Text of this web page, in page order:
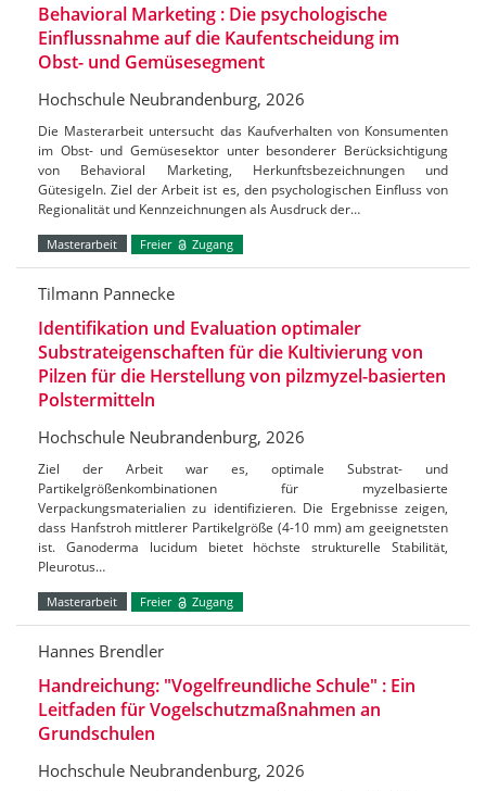
Behavioral Marketing : Die psychologische
Einflussnahme auf die Kaufentscheidung im
Obst- und Gemüsesegment
Hochschule Neubrandenburg, 2026
Die Masterarbeit untersucht das Kaufverhalten von Konsumenten
im Obst- und Gemüsesektor unter besonderer Berücksichtigung
von Behavioral Marketing, Herkunftsbezeichnungen und
Gütesigeln. Ziel der Arbeit ist es, den psychologischen Einfluss von
Regionalität und Kennzeichnungen als Ausdruck der…
Masterarbeit Freier Zugang
Tilmann Pannecke
Identifikation und Evaluation optimaler
Substrateigenschaften für die Kultivierung von
Pilzen für die Herstellung von pilzmyzel-basierten
Polstermitteln
Hochschule Neubrandenburg, 2026
Ziel der Arbeit war es, optimale Substrat- und
Partikelgrößenkombinationen für myzelbasierte
Verpackungsmaterialien zu identifizieren. Die Ergebnisse zeigen,
dass Hanfstroh mittlerer Partikelgröße (4-10 mm) am geeignetsten
ist. Ganoderma lucidum bietet höchste strukturelle Stabilität,
Pleurotus…
Masterarbeit Freier Zugang
Hannes Brendler
Handreichung: "Vogelfreundliche Schule" : Ein
Leitfaden für Vogelschutzmaßnahmen an
Grundschulen
Hochschule Neubrandenburg, 2026